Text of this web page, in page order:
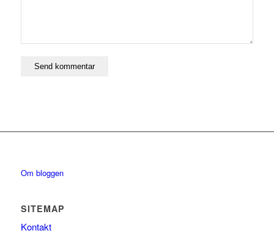
Om bloggen
SITEMAP
Kontakt